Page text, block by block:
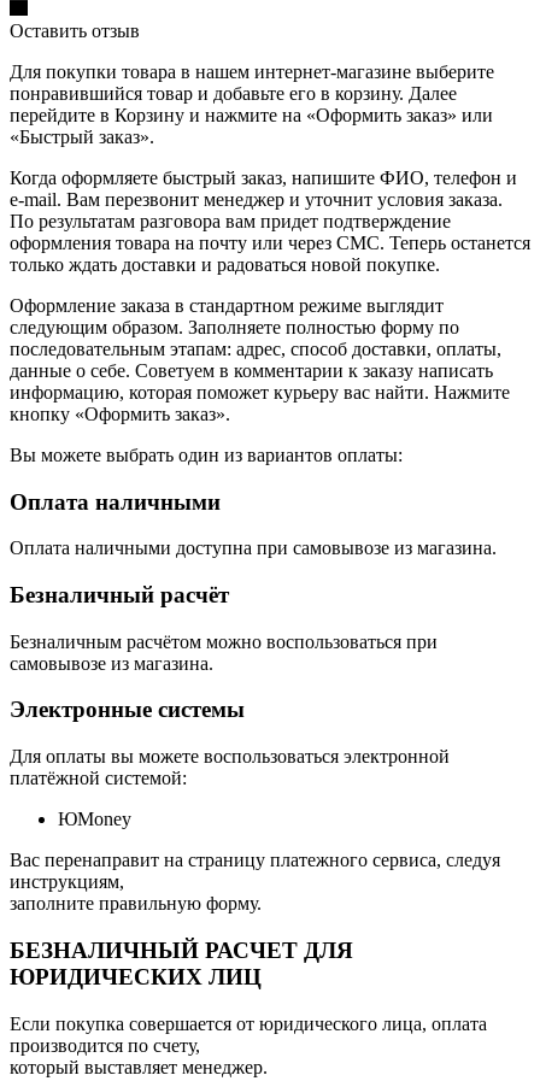
Оставить отзыв
Для покупки товара в нашем интернет-магазине выберите
понравившийся товар и добавьте его в корзину. Далее
перейдите в Корзину и нажмите на «Оформить заказ» или
«Быстрый заказ».
Когда оформляете быстрый заказ, напишите ФИО, телефон и
e-mail. Вам перезвонит менеджер и уточнит условия заказа.
По результатам разговора вам придет подтверждение
оформления товара на почту или через СМС. Теперь останется
только ждать доставки и радоваться новой покупке.
Оформление заказа в стандартном режиме выглядит
следующим образом. Заполняете полностью форму по
последовательным этапам: адрес, способ доставки, оплаты,
данные о себе. Советуем в комментарии к заказу написать
информацию, которая поможет курьеру вас найти. Нажмите
кнопку «Оформить заказ».
Вы можете выбрать один из вариантов оплаты:
Оплата наличными
Оплата наличными доступна при самовывозе из магазина.
Безналичный расчёт
Безналичным расчётом можно воспользоваться при
самовывозе из магазина.
Электронные системы
Для оплаты вы можете воспользоваться электронной
платёжной системой:
ЮMoney
Вас перенаправит на страницу платежного сервиса, следуя
инструкциям,
заполните правильную форму.
БЕЗНАЛИЧНЫЙ РАСЧЕТ ДЛЯ
ЮРИДИЧЕСКИХ ЛИЦ
Если покупка совершается от юридического лица, оплата
производится по счету,
который выставляет менеджер.